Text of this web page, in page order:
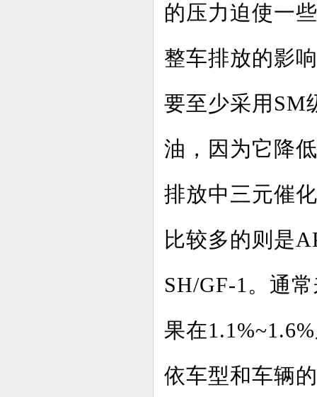
的压力迫使一
整车排放的影
要至少采用SM
油，因为它降
排放中三元催
比较多的则是
SH/GF-1。通
果在
依车型和车辆